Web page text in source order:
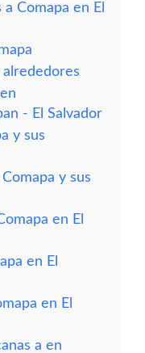
Comapa en El
alrededores
- El Salvador
y sus
y sus
en El
en El
en El
a en